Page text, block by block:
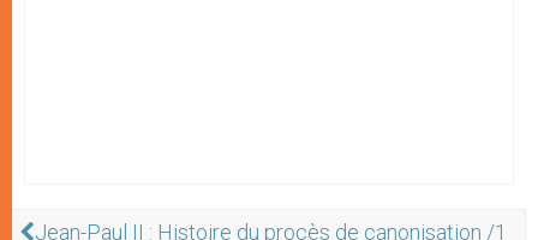
Jean-Paul II : Histoire du procès de canonisation /1